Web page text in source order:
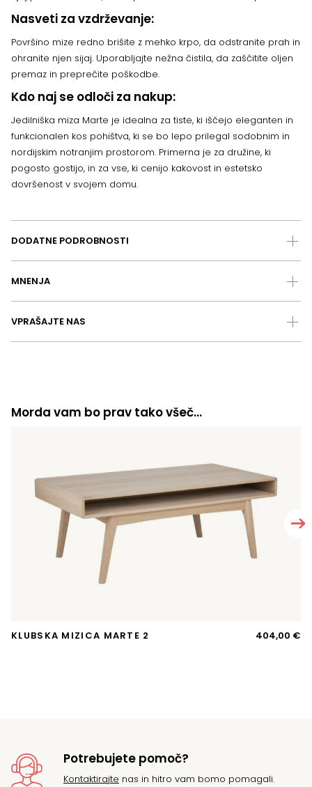
Nasveti za vzdrževanje:
Površino mize redno brišite z mehko krpo, da odstranite prah in
ohranite njen sijaj. Uporabljajte nežna čistila, da zaščitite oljen
premaz in preprečite poškodbe.
Kdo naj se odloči za nakup:
Jedilniška miza Marte je idealna za tiste, ki iščejo eleganten in
funkcionalen kos pohištva, ki se bo lepo prilegal sodobnim in
nordijskim notranjim prostorom. Primerna je za družine, ki
pogosto gostijo, in za vse, ki cenijo kakovost in estetsko
dovršenost v svojem domu.
DODATNE PODROBNOSTI
MNENJA
VPRAŠAJTE NAS
Morda vam bo prav tako všeč…
KLUBSKA MIZICA MARTE 2 404,00 €
Potrebujete pomoč?
Kontaktirajte nas in hitro vam bomo pomagali.